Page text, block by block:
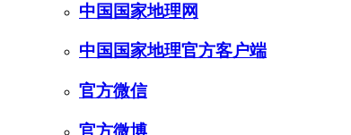
中国国家地理网
中国国家地理官方客户端
官方微信
官方微博